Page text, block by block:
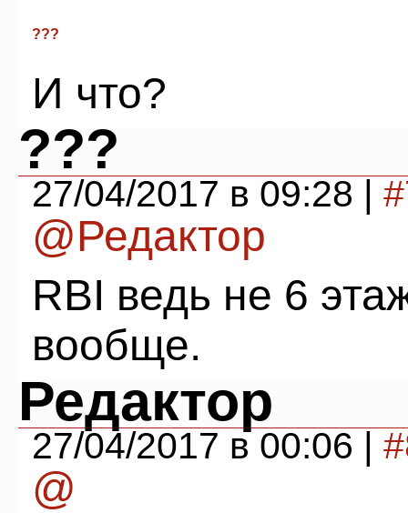
???
И что?
???
27/04/2017 в 09:28 |
@Редактор
RBI ведь не 6
вообще.
Редактор
27/04/2017 в 00:06 |
@